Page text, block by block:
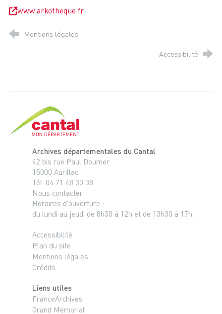
www.arkotheque.fr
Mentions légales
Accessibilité
Archives départementales du Cantal
42 bis rue Paul Doumer
15000 Aurillac
Tél. 04 71 48 33 38
Nous contacter
Horaires d'ouverture :
du lundi au jeudi de 8h30 à 12h et de 13h30 à 17h.
Accessibilité
Plan du site
Mentions légales
Crédits
Liens utiles
FranceArchives
Grand Mémorial